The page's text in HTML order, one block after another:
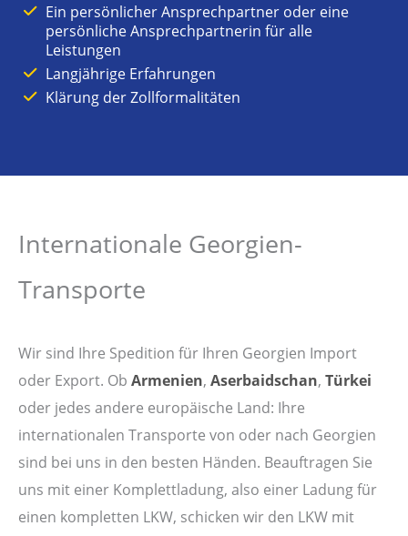
Ein persönlicher Ansprechpartner oder eine
persönliche Ansprechpartnerin für alle
Leistungen
Langjährige Erfahrungen
Klärung der Zollformalitäten
Internationale Georgien-
Transporte
Wir sind Ihre Spedition für Ihren Georgien Import
oder Export. Ob Armenien, Aserbaidschan, Türkei
oder jedes andere europäische Land: Ihre
internationalen Transporte von oder nach Georgien
sind bei uns in den besten Händen. Beauftragen Sie
uns mit einer Komplettladung, also einer Ladung für
einen kompletten LKW, schicken wir den LKW mit